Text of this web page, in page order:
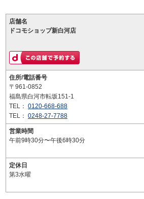
店舗名
ドコモショップ新白河店
住所/電話番号
〒961-0852
福島県白河市転坂151-1
TEL： 0120-668-688
TEL： 0248-27-7788
営業時間
午前9時30分〜午後6時30分
定休日
第3水曜